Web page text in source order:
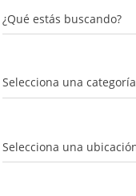
¿Qué estás buscando?
Selecciona una categoría
Selecciona una